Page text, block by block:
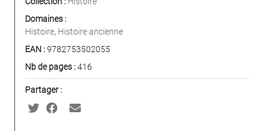
Domaines :
Histoire, Histoire ancienne
EAN :9782753502055
Nb de pages :416
Partager :